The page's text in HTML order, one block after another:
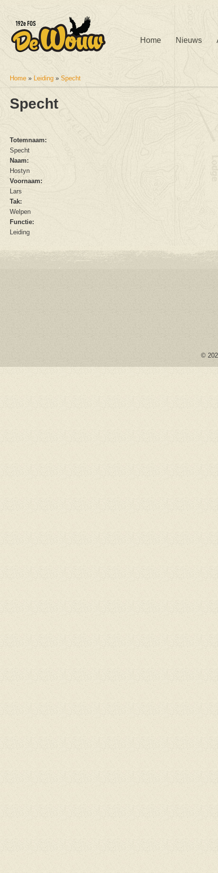
Home Nieuws
U bent hier
Home » Leiding » Specht
Specht
Totemnaam:
Specht
Naam:
Hostyn
Voornaam:
Lars
Tak:
Welpen
Functie:
Leiding
©